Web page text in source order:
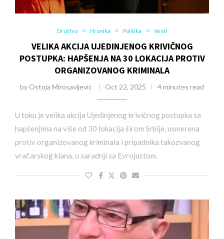
Društvo Hronika Politika Vesti
VELIKA AKCIJA UJEDINJENOG KRIVIČNOG
POSTUPKA: HAPŠENJA NA 30 LOKACIJA PROTIV
ORGANIZOVANOG KRIMINALA
by Ostoja Mirosavljevic Oct 22, 2025 4 minutes read
U toku je velika akcija Ujedinjenog krivičnog postupka sa
hapšenjima na više od 30 lokacija širom Srbije, usmerena
protiv organizovanog kriminala i pripadnika takozvanog
vračarskog klana, u saradnji sa Evrojustom.